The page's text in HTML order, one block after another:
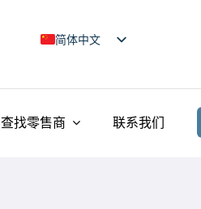
简体中文
日本語
Français
查找零售商 联系我们